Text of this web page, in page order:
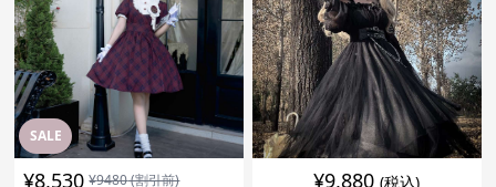
¥8,530 ¥9480(割引前)
ロリータファッション【ゴスロ
リ】 貴婦人の優雅なティータイ
ムドレス
3色
¥9,880 (税込)
ロリータファッション【ゴスロ
リ】 森の妖精風ゴシックロリー
タワンピース
全4色
ロリータファッション専用通販サイト「Lolis」は、夢の